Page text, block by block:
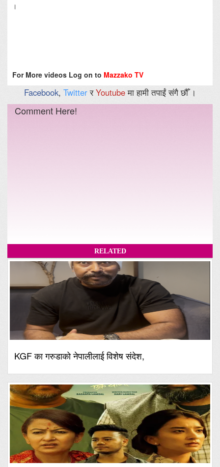
।
For More videos Log on to Mazzako TV
Facebook, TwitterरYoutubeमा हामी तपाईं संगै छौँ ।
Comment Here!
RELATED
KGF का गरुडाको नेपालीलाई विशेष संदेश,